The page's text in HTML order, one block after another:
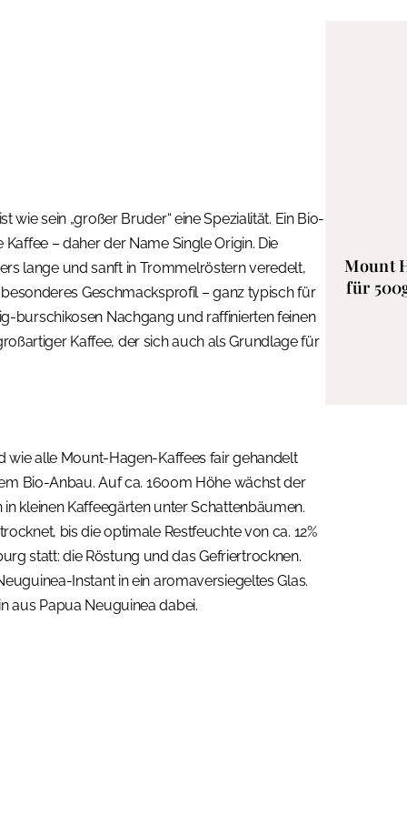
sein „großer Bruder“ eine Spezialität. Ein Bio-
– daher der Name Single Origin. Die
lange und sanft in Trommelröstern veredelt,
Geschmacksprofil – ganz typisch für
burschikosen Nachgang und raffinierten feinen
Kaffee, der sich auch als Grundlage für
wie alle Mount-Hagen-Kaffees fair gehandelt
Bio-Anbau. Auf ca. 1600m Höhe wächst der
kleinen Kaffeegärten unter Schattenbäumen.
bis die optimale Restfeuchte von ca. 12%
statt: die Röstung und das Gefriertrocknen.
Instant in ein aromaversiegeltes Glas.
aus Papua Neuguinea dabei.
Mount
für